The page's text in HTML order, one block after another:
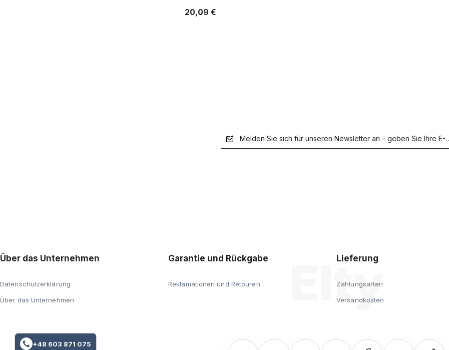
+48 603 871 075
20,09 €
Melden Sie sich für unseren Newsletter an – geben Sie Ihre E-
Über das Unternehmen
Datenschutzerklärung
Über das Unternehmen
Garantie und Rückgabe
Reklamationen und Retouren
Lieferung
Zahlungsarten
Versandkosten